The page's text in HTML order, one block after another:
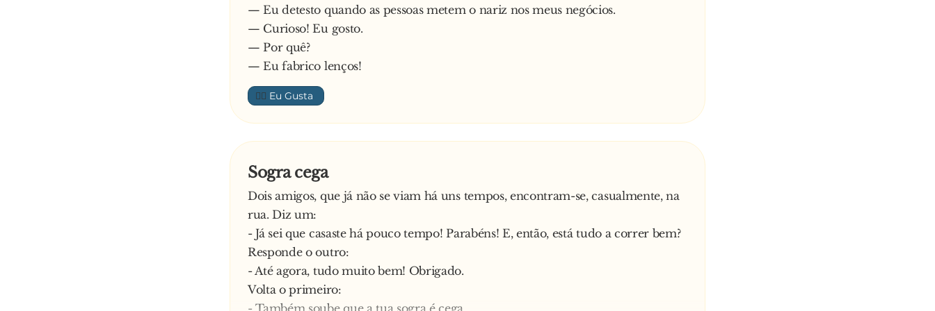
Entretanto, o coelho tinha posto o capacete e já estava sentado na mota.
Enquanto põe a mota a arrancar, responde o coelho:
- Para acabar, desejo QUE O URSO SEJA PANELEIROOOOOO!
—
— Eu detesto quando as pessoas metem o nariz nos meus negócios.
— Curioso! Eu gosto.
— Por quê?
— Eu fabrico lenços!
👍🏼
Sogra cega
Dois amigos, que já não se viam há uns tempos, encontram-se, casualmente, na
rua. Diz um:
- Já sei que casaste há pouco tempo! Parabéns! E, então, está tudo a correr bem?
Responde o outro:
- Até agora, tudo muito bem! Obrigado.
Volta o primeiro:
- Também soube que a tua sogra é cega.